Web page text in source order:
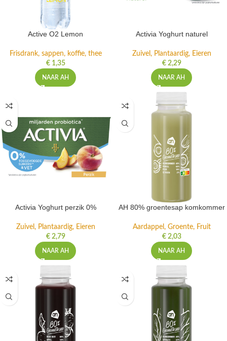
Active O2 Lemon
Frisdrank, sappen, koffie, thee
€1,35
NAAR AH
Activia Yoghurt naturel
Zuivel, Plantaardig, Eieren
€2,29
NAAR AH
Activia Yoghurt perzik 0%
Zuivel, Plantaardig, Eieren
€2,79
NAAR AH
AH 80% groentesap komkommer
Aardappel, Groente, Fruit
€2,03
NAAR AH